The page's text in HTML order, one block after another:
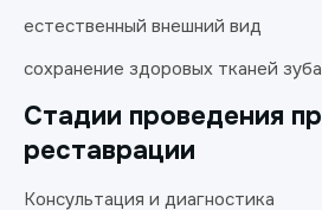
естественный внешний вид
сохранение здоровых тканей зуба
Стадии проведения
реставрации
Консультация и диагностика